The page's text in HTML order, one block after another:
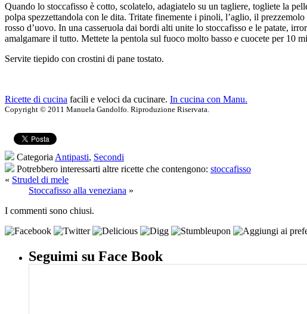
Quando lo stoccafisso è cotto, scolatelo, adagiatelo su un tagliere, togliete la
polpa spezzettandola con le dita. Tritate finemente i pinoli, l’aglio, il
rosso d’uovo. In una casseruola dai bordi alti unite lo stoccafisso e le patate,
amalgamare il tutto. Mettete la pentola sul fuoco molto basso e cuocete per 10
Servite tiepido con crostini di pane tostato.
Ricette di cucina facili e veloci da cucinare. In cucina con Manu.
Copyright © 2011 Manuela Gandolfo. Riproduzione Riservata.
Categoria Antipasti, Secondi
Potrebbero interessarti altre ricette che contengono: stoccafisso
« Strudel di mele
Stoccafisso alla veneziana »
I commenti sono chiusi.
Seguimi su Face Book